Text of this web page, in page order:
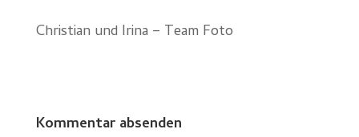
Christian und Irina – Team Foto
Kommentar absenden